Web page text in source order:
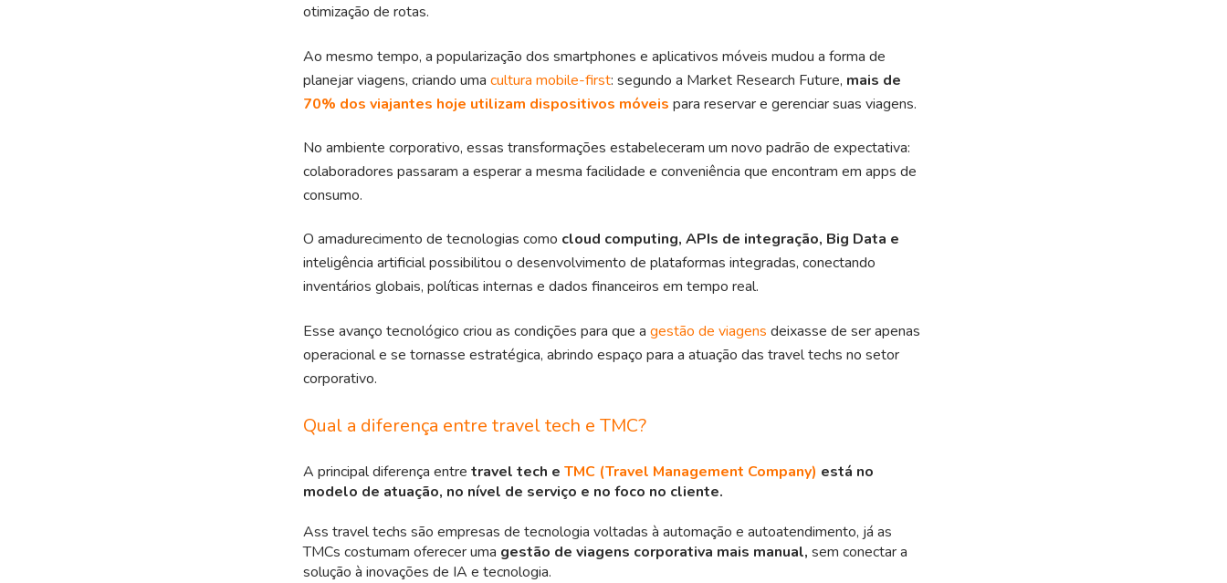
otimização de rotas.
Ao mesmo tempo, a popularização dos smartphones e aplicativos móveis mudou a forma de
planejar viagens, criando uma cultura mobile-first: segundo a Market Research Future, mais de
70% dos viajantes hoje utilizam dispositivos móveis para reservar e gerenciar suas viagens.
No ambiente corporativo, essas transformações estabeleceram um novo padrão de expectativa:
colaboradores passaram a esperar a mesma facilidade e conveniência que encontram em apps de
consumo.
O amadurecimento de tecnologias como cloud computing, APIs de integração, Big Data e
inteligência artificialpossibilitou o desenvolvimento de plataformas integradas, conectando
inventários globais, políticas internas e dados financeiros em tempo real.
Esse avanço tecnológico criou as condições para que a gestão de viagens deixasse de ser apenas
operacional e se tornasse estratégica, abrindo espaço para a atuação das travel techs no setor
corporativo.
Qual a diferença entre travel tech e TMC?
A principal diferença entre travel tech e TMC (Travel Management Company) está no
modelo de atuação, no nível de serviço e no foco no cliente.
Ass travel techs são empresas de tecnologia voltadas à automação e autoatendimento, já as
TMCs costumam oferecer uma gestão de viagens corporativa mais manual, sem conectar a
solução à inovações de IA e tecnologia.